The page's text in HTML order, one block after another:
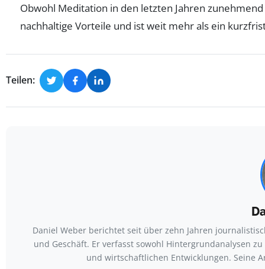
Obwohl Meditation in den letzten Jahren
nachhaltige Vorteile und ist weit mehr als ein
Teilen:
Daniel Weber berichtet seit über zehn Jahren
und Geschäft. Er verfasst sowohl Hintergrundanalysen
und wirtschaftlichen Entwicklungen. Seine